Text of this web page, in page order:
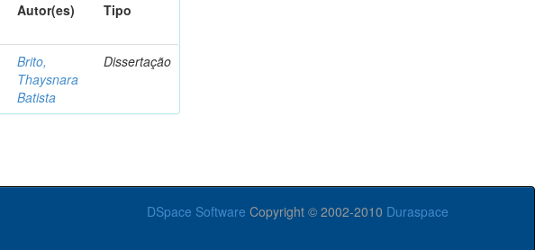
Autor(es) Tipo
Brito,
Thaysnara
Batista
Dissertação
DSpace Software Copyright © 2002-2010 Duraspace